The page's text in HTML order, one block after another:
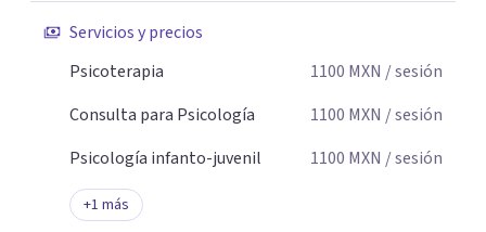
Servicios y precios
Psicoterapia
1100 MXN / sesión
Consulta para Psicología
1100 MXN / sesión
Psicología infanto-juvenil
1100 MXN / sesión
+1 más